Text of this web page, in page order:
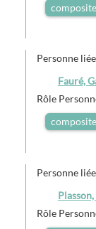
Personne
Fauré,
Rôle
Personne
Rôle